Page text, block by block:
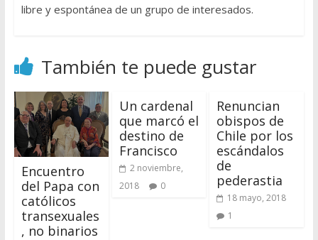
libre y espontánea de un grupo de interesados.
También te puede gustar
Encuentro
del Papa con
católicos
transexuales
, no binarios
Un cardenal
que marcó el
destino de
Francisco
2 noviembre,
2018
0
Renuncian
obispos de
Chile por los
escándalos
de
pederastia
18 mayo, 2018
1